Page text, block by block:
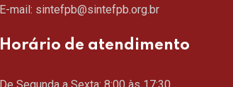
E-mail: sintefpb@sintefpb.org.br
Horário de atendimento